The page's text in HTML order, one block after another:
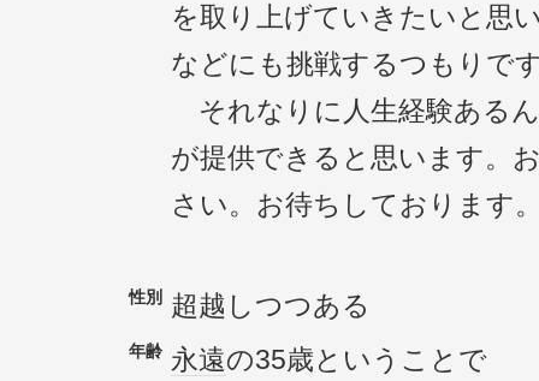
を取り上げていきたいと思
などにも挑戦するつもりで
それなりに人生経験ある
が提供できると思います。
さい。お待ちしております
性別 超越しつつある
年齢 永遠の35歳ということで